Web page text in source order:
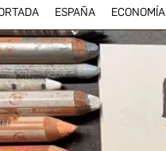
ESPAÑA ECONOMÍA